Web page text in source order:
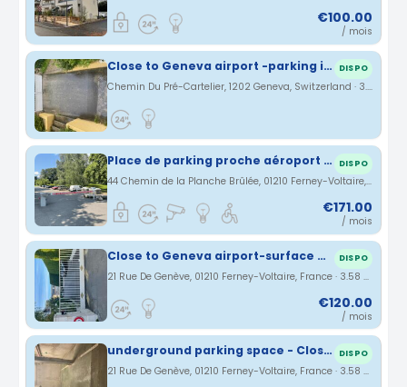
€100.00
/ mois
Close to Geneva airport -parking in villa DISPO
Chemin Du Pré-Cartelier, 1202 Geneva, Switzerland · 3.09 km
Place de parking proche aéroport / Parking space near the airport DISPO
44 Chemin de la Planche Brûlée, 01210 Ferney-Voltaire, France · 3.14 km
€171.00
/ mois
Close to Geneva airport-surface parking DISPO
21 Rue De Genève, 01210 Ferney-Voltaire, France · 3.58 km
€120.00
/ mois
underground parking space - Close to Geneva airport DISPO
21 Rue De Genève, 01210 Ferney-Voltaire, France · 3.58 km